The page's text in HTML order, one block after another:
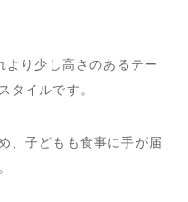
り少し高さのあるテー
タイルです。
、子どもも食事に手が届